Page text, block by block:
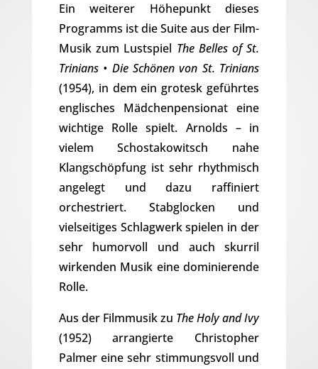
Ein weiterer Höhepunkt dieses
Programms ist die Suite aus der Film-
Musik zum Lustspiel The Belles of St.
Trinians • Die Schönen von St. Trinians
(1954), in dem ein grotesk geführtes
englisches Mädchenpensionat eine
wichtige Rolle spielt. Arnolds – in
vielem Schostakowitsch nahe
Klangschöpfung ist sehr rhythmisch
angelegt und dazu raffiniert
orchestriert. Stabglocken und
vielseitiges Schlagwerk spielen in der
sehr humorvoll und auch skurril
wirkenden Musik eine dominierende
Rolle.
Aus der Filmmusik zu The Holy and Ivy
(1952) arrangierte Christopher
Palmer eine sehr stimmungsvoll und